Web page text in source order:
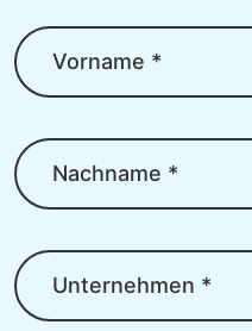
Vorname *
Nachname *
Unternehmen *